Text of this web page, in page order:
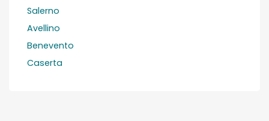
Salerno
Avellino
Benevento
Caserta